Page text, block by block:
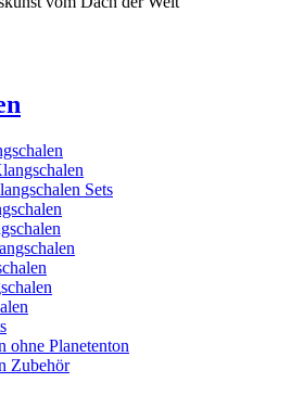
Sets
ohne Planetenton
Zubehör